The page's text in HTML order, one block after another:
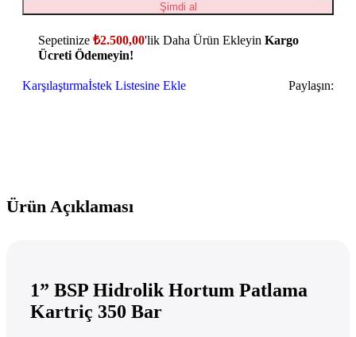
Şimdi al
Sepetinize ₺2.500,00'lik Daha Ürün Ekleyin Kargo
Ücreti Ödemeyin!
Karşılaştırmaİstek Listesine Ekle Paylaşın:
Ürün Açıklaması
1” BSP Hidrolik Hortum Patlama
Kartriç 350 Bar